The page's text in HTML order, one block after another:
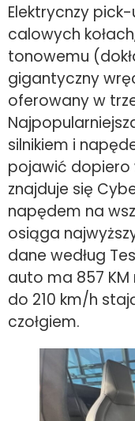
Elektrycnzy
calowych
tonowemu
gigantyczny
oferowany w
silnikiem i
pojawić dopiero
znajduje się
napędem na
osiąga
dane według
auto ma 857
do 210 km/h
czołgiem.